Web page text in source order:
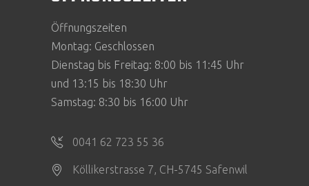
Öffnungszeiten
Montag: Geschlossen
Dienstag bis Freitag: 8:00 bis 11:45 Uhr
und 13:15 bis 18:30 Uhr
Samstag: 8:30 bis 16:00 Uhr
0041 62 723 55 36
Köllikerstrasse 7, CH-5745 Safenwil